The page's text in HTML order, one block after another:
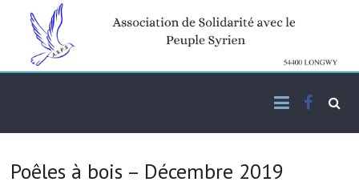
content
Association de solidarité
avec le peuple syrien
Poêles à bois – Décembre 2019